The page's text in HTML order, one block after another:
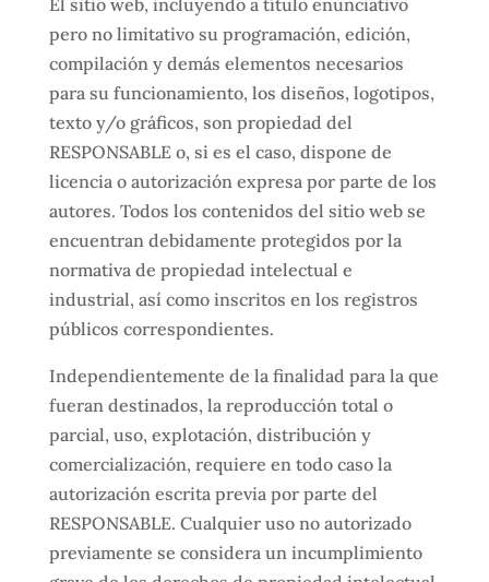
pero no limitativo su programación, edición,
compilación y demás elementos necesarios
para su funcionamiento, los diseños, logotipos,
texto y/o gráficos, son propiedad del
RESPONSABLE o, si es el caso, dispone de
licencia o autorización expresa por parte de los
autores. Todos los contenidos del sitio web se
encuentran debidamente protegidos por la
normativa de propiedad intelectual e
industrial, así como inscritos en los registros
públicos correspondientes.
Independientemente de la finalidad para la que
fueran destinados, la reproducción total o
parcial, uso, explotación, distribución y
comercialización, requiere en todo caso la
autorización escrita previa por parte del
RESPONSABLE. Cualquier uso no autorizado
previamente se considera un incumplimiento